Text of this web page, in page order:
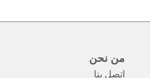
من نحن
اتصل بنا